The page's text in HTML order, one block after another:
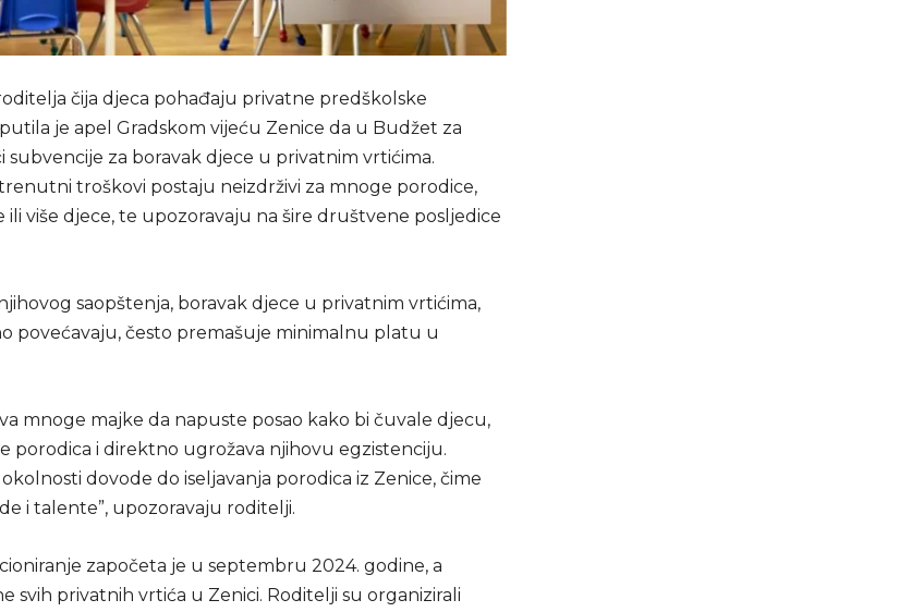
čija djeca pohađaju privatne predškolske
je apel Gradskom vijeću Zenice da u Budžet za
za boravak djece u privatnim vrtićima.
troškovi postaju neizdrživi za mnoge porodice,
ili više djece, te upozoravaju na šire društvene posljedice
saopštenja, boravak djece u privatnim vrtićima,
povećavaju, često premašuje minimalnu platu u
mnoge majke da napuste posao kako bi čuvale djecu,
porodica i direktno ugrožava njihovu egzistenciju.
dovode do iseljavanja porodica iz Zenice, čime
i talente”, upozoravaju roditelji.
započeta je u septembru 2024. godine, a
svih privatnih vrtića u Zenici. Roditelji su organizirali